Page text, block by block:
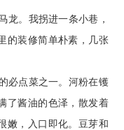
龙。我拐进一条小巷，
的装修简单朴素，几张
必点菜之一。河粉在镬
了酱油的色泽，散发着
嫩，入口即化。豆芽和